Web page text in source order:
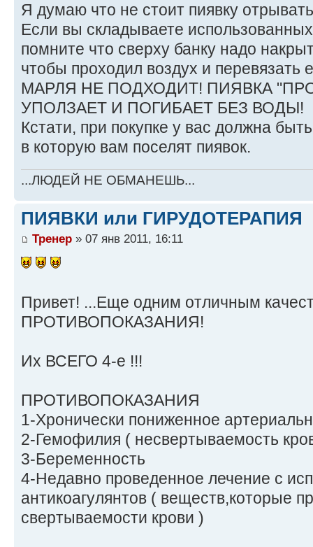
Я думаю что не стоит пиявку
Если вы складываете использованных
помните что сверху банку надо
чтобы проходил воздух и
МАРЛЯ НЕ ПОДХОДИТ! ПИЯВКА
УПОЛЗАЕТ И ПОГИБАЕТ БЕЗ ВОДЫ!
Кстати, при покупке у вас должна
в которую вам поселят пиявок.
...ЛЮДЕЙ НЕ ОБМАНЕШЬ...
ПИЯВКИ или ГИРУДОТЕРАПИЯ
Тренер » 07 янв 2011, 16:11
Привет! ...Еще одним отличным
ПРОТИВОПОКАЗАНИЯ!
Их ВСЕГО 4-е !!!
ПРОТИВОПОКАЗАНИЯ
1-Хронически пониженное
2-Гемофилия ( несвертываемость
3-Беременность
4-Недавно проведенное лечение с
антикоагулянтов ( веществ,которые
свертываемости крови )